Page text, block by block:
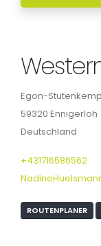
Egon-
59320 Ennigerloh
Deutschland
+431716586562
ROUTENPLANER